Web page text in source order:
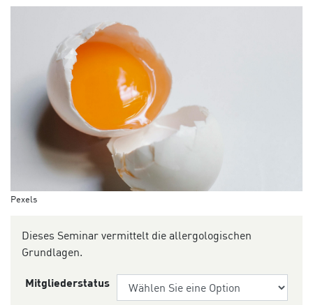
Pexels
Dieses Seminar vermittelt die allergologischen
Grundlagen.
Mitgliederstatus